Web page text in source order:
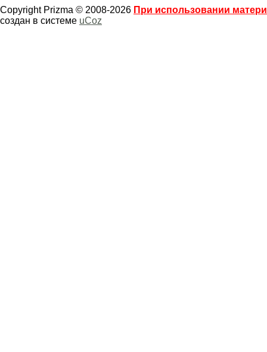
Copyright Prizma © 2008-2026 При использовании
создан в системе uCoz